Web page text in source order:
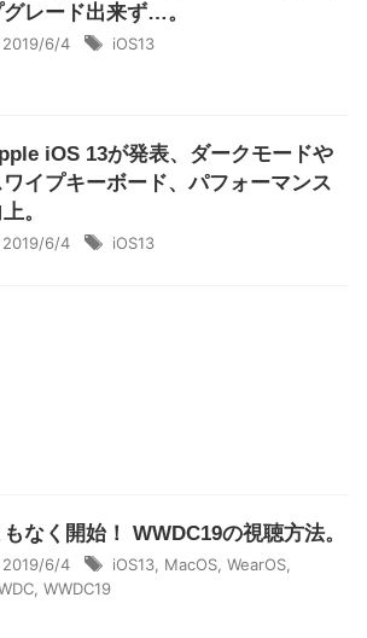
グレード出来ず…。
2019/6/4 iOS13
iOS 13が発表、ダークモードや
ワイプキーボード、パフォーマンス
。
2019/6/4 iOS13
もなく開始！ WWDC19の視聴方法。
2019/6/4 iOS13 MacOS WearOS
WWDC19